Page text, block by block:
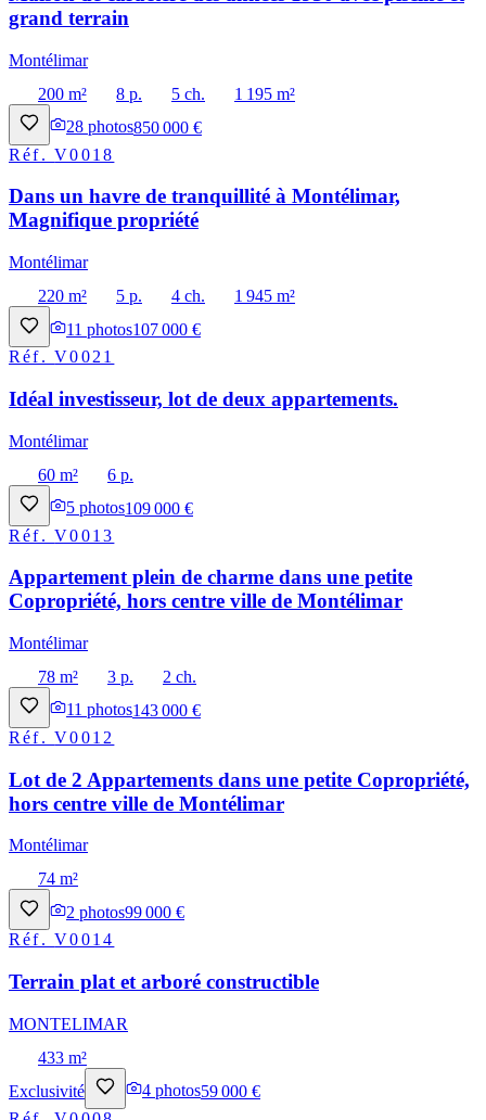
grand terrain
Montélimar
200 m²
8 p. 5 ch.
1 195 m²
28 photos850 000 €
Réf.V0018
Dans un havre de tranquillité à Montélimar,
Magnifique propriété
Montélimar
220 m²
5 p. 4 ch.
1 945 m²
11 photos107 000 €
Réf.V0021
Idéal investisseur, lot de deux appartements.
Montélimar
60 m²
6 p.
5 photos109 000 €
Réf.V0013
Appartement plein de charme dans une petite
Copropriété, hors centre ville de Montélimar
Montélimar
78 m²
3 p.
2 ch.
11 photos143 000 €
Réf.V0012
Lot de 2 Appartements dans une petite Copropriété,
hors centre ville de Montélimar
Montélimar
74 m²
2 photos99 000 €
Réf.V0014
Terrain plat et arboré constructible
MONTELIMAR
433 m²
Exclusivité
4 photos59 000 €